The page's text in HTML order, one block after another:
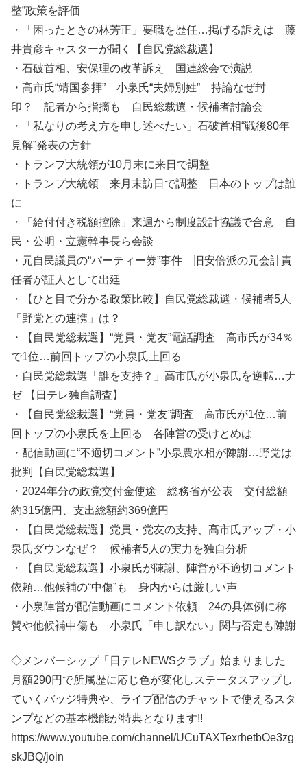
整”政策を評価
・「困ったときの林芳正」要職を歴任…掲げる訴えは 藤
井貴彦キャスターが聞く【自民党総裁選】
・石破首相、安保理の改革訴え 国連総会で演説
・高市氏“靖国参拝” 小泉氏“夫婦別姓” 持論なぜ封
印？ 記者から指摘も 自民総裁選・候補者討論会
・「私なりの考え方を申し述べたい」石破首相“戦後80年
見解”発表の方針
・トランプ大統領が10月末に来日で調整
・トランプ大統領 来月末訪日で調整 日本のトップは誰
に
・「給付付き税額控除」来週から制度設計協議で合意 自
民・公明・立憲幹事長ら会談
・元自民議員の“パーティー券”事件 旧安倍派の元会計責
任者が証人として出廷
・【ひと目で分かる政策比較】自民党総裁選・候補者5人
「野党との連携」は？
・【自民党総裁選】“党員・党友”電話調査 高市氏が34％
で1位…前回トップの小泉氏上回る
・自民党総裁選「誰を支持？」高市氏が小泉氏を逆転…ナ
ゼ 【日テレ独自調査】
・【自民党総裁選】“党員・党友”調査 高市氏が1位…前
回トップの小泉氏を上回る 各陣営の受けとめは
・配信動画に“不適切コメント”小泉農水相が陳謝…野党は
批判【自民党総裁選】
・2024年分の政党交付金使途 総務省が公表 交付総額
約315億円、支出総額約369億円
・【自民党総裁選】党員・党友の支持、高市氏アップ・小
泉氏ダウンなぜ？ 候補者5人の実力を独自分析
・【自民党総裁選】小泉氏が陳謝、陣営が不適切コメント
依頼…他候補の“中傷”も 身内からは厳しい声
・小泉陣営が配信動画にコメント依頼 24の具体例に称
賛や他候補中傷も 小泉氏「申し訳ない」関与否定も陳謝
◇メンバーシップ「日テレNEWSクラブ」始まりました
月額290円で所属歴に応じ色が変化しステータスアップし
ていくバッジ特典や、ライブ配信のチャットで使えるスタ
ンプなどの基本機能が特典となります!!
https://www.youtube.com/channel/UCuTAXTexrhetbOe3zg
skJBQ/join